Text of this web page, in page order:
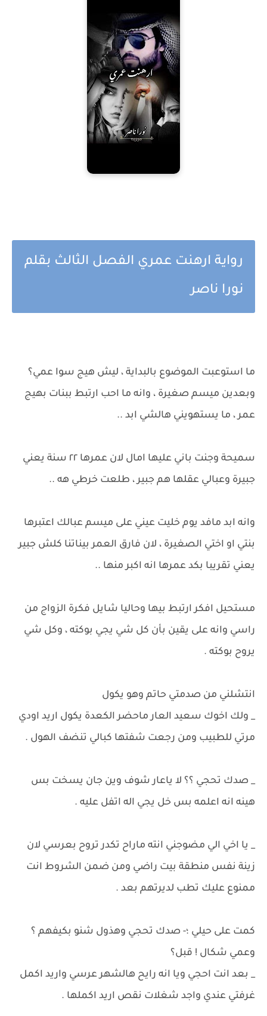
رواية ارهنت عمري الفصل الثالث بقلم
نورا ناصر
ما استوعبت الموضوع بالبداية ، ليش هيج سوا عمي؟
وبعدين ميسم صغيرة ، وانه ما احب ارتبط ببنات بهيج
عمر ، ما يستهويني هالشي ابد ..
سميحة وجنت باني عليها امال لان عمرها ٢٢ سنة يعني
جبيرة وعبالي عقلها هم جبير ، طلعت خرطي هه ..
وانه ابد مافد يوم خليت عيني على ميسم عبالك اعتبرها
بنتي او اختي الصغيرة ، لان فارق العمر بيناتنا كلش جبير
يعني تقريبا بكد عمرها انه اكبر منها ..
مستحيل افكر ارتبط بيها وحاليا شايل فكرة الزواج من
راسي وانه على يقين بأن كل شي يجي بوكته ، وكل شي
يروح بوكته .
انتشلني من صدمتي حاتم وهو يكول
_ ولك اخوك سعيد العار ماحضر الكعدة يكول اريد اودي
مرتي للطبيب ومن رجعت شفتها كبالي تنضف الهول .
_ صدك تحجي ؟؟ لا ياعار شوف وين جان يسخت بس
هينه انه اعلمه بس خل يجي اله اتفل عليه .
_ يا اخي الي مضوجني انته ماراح تكدر تروح بعرسي لان
زينة نفس منطقة بيت راضي ومن ضمن الشروط انت
ممنوع عليك تطب لديرتهم بعد .
كمت على حيلي ؛- صدك تحجي وهذول شنو بكيفهم ؟
وعمي شكال ! قبل؟
_ بعد انت احجي ويا انه رايح هالشهر عرسي واريد اكمل
غرفتي عندي واجد شغلات نقص اريد اكملها .